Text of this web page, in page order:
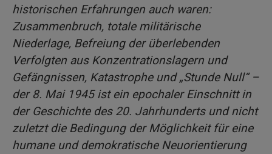
historischen Erfahrungen auch waren:
Zusammenbruch, totale militärische
Niederlage, Befreiung der überlebenden
Verfolgten aus Konzentrationslagern und
Gefängnissen, Katastrophe und „Stunde Null“ –
der 8. Mai 1945 ist ein epochaler Einschnitt in
der Geschichte des 20. Jahrhunderts und nicht
zuletzt die Bedingung der Möglichkeit für eine
humane und demokratische Neuorientierung